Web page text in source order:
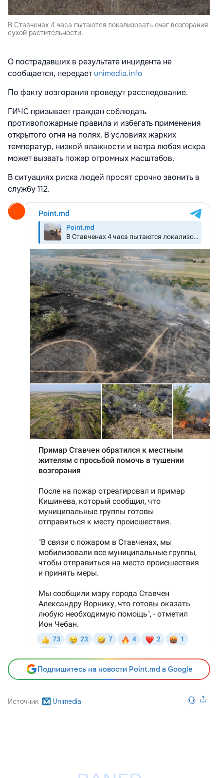
В Ставченах 4 часа пытаются локализовать очаг возгорания
сухой растительности.
О пострадавших в результате инцидента не
сообщается, передаетunimedia.info
По факту возгорания проведут расследование.
ГИЧС призывает граждан соблюдать
противопожарные правила и избегать применения
открытого огня на полях. В условиях жарких
температур, низкой влажности и ветра любая искра
может вызвать пожар огромных масштабов.
В ситуациях риска людей просят срочно звонить в
службу 112.
Подпишитесь на новости Point.md в Google
Источник Unimedia